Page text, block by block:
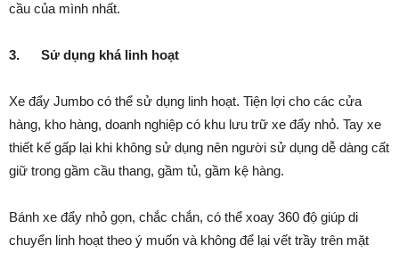
cầu của mình nhất.
3. Sử dụng khá linh hoạt
Xe đẩy Jumbo có thể sử dụng linh hoạt. Tiện lợi cho các cửa
hàng, kho hàng, doanh nghiệp có khu lưu trữ xe đẩy nhỏ. Tay xe
thiết kế gấp lại khi không sử dụng nên người sử dụng dễ dàng cất
giữ trong gầm cầu thang, gầm tủ, gầm kệ hàng.
Bánh xe đẩy nhỏ gọn, chắc chắn, có thể xoay 360 độ giúp di
chuyển linh hoạt theo ý muốn và không để lại vết trầy trên mặt